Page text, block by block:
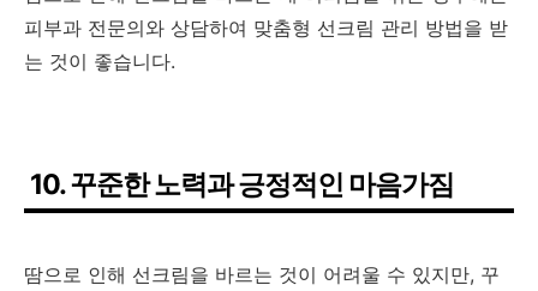
피부과 전문의와 상담하여 맞춤형 선크림 관리 방법을 받
는 것이 좋습니다.
10. 꾸준한 노력과 긍정적인 마음가짐
땀으로 인해 선크림을 바르는 것이 어려울 수 있지만, 꾸